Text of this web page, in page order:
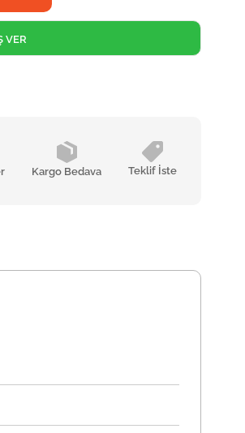
Kargo Bedava Teklif İste
VER